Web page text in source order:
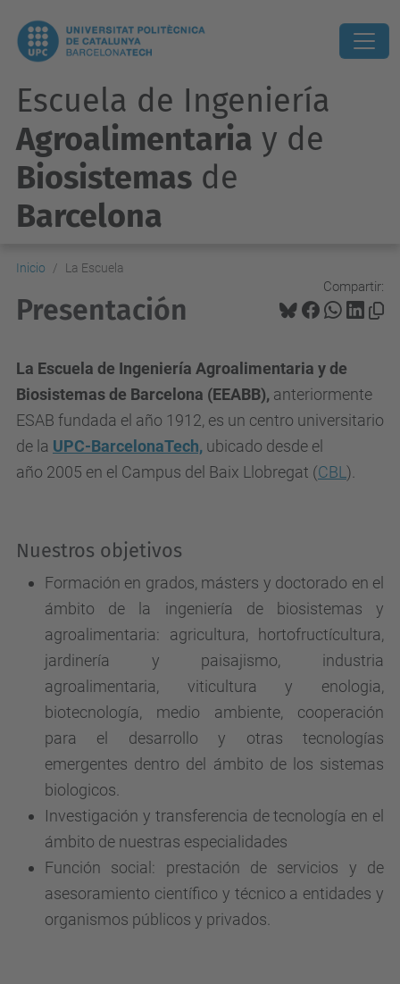
Escuela de Ingeniería
Agroalimentaria y de
Biosistemas de
Barcelona
Inicio La Escuela
Compartir:
Presentación
La Escuela de Ingeniería Agroalimentaria y de
Biosistemas de Barcelona (EEABB), anteriormente
ESAB fundada el año 1912, es un centro universitario
de la UPC-BarcelonaTech, ubicado desde el
año 2005 en el Campus del Baix Llobregat (CBL ).
Nuestros objetivos
Formación en grados, másters y doctorado en el
ámbito de la ingeniería de biosistemas y
agroalimentaria: agricultura, hortofructícultura,
jardinería y paisajismo, industria
agroalimentaria, viticultura y enologia,
biotecnología, medio ambiente, cooperación
para el desarrollo y otras tecnologías
emergentes dentro del ámbito de los sistemas
biologicos.
Investigación y transferencia de tecnología en el
ámbito de nuestras especialidades
Función social : prestación de servicios y de
asesoramiento científico y técnico a entidades y
organismos públicos y privados.